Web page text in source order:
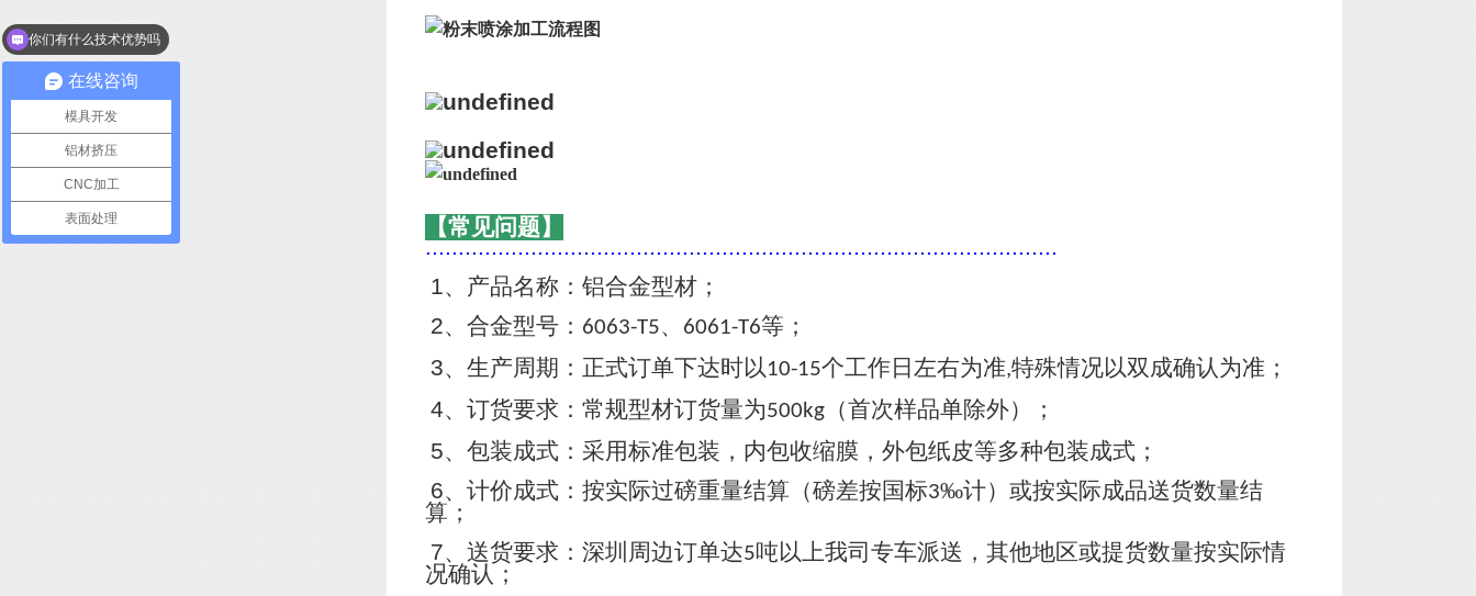
【常见问题】
................................................................................................
1、产品名称：铝合金型材；
2、合金型号： 6063-T5、 6061-T6等；
3、生产周期：正式订单下达时以10-15个工作日左右为准,特殊情况以双成确认为准；
4、订货要求：常规型材订货量为500kg（首次样品单除外）；
5、包装成式：采用标准包装，内包收缩膜，外包纸皮等多种包装成式；
6、计价成式：按实际过磅重量结算（磅差按国标3‰计）或按实际成品送货数量结
算；
7、送货要求：深圳周边订单达5吨以上我司专车派送，其他地区或提货数量按实际情
况确认；
在线咨询
模具开发
铝材挤压
CNC加工
表面处理
你们有什么技术优势吗